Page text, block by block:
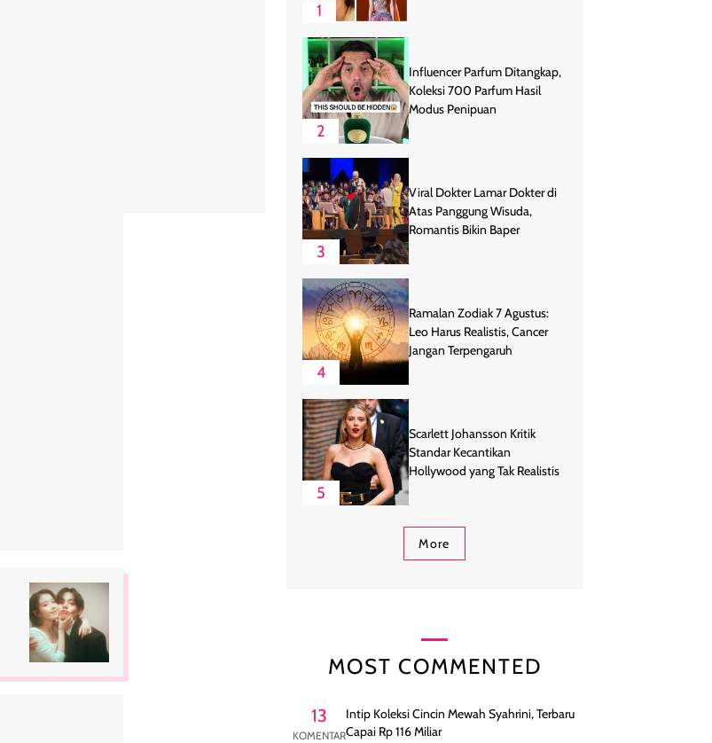
1
2
Influencer Parfum Ditangkap,
Koleksi 700 Parfum Hasil
Modus Penipuan
3
Viral Dokter Lamar Dokter di
Atas Panggung Wisuda,
Romantis Bikin Baper
4
Ramalan Zodiak 7 Agustus:
Leo Harus Realistis, Cancer
Jangan Terpengaruh
5
Scarlett Johansson Kritik
Standar Kecantikan
Hollywood yang Tak Realistis
More
MOST COMMENTED
13
KOMENTAR
Intip Koleksi Cincin Mewah Syahrini, Terbaru
Capai Rp 116 Miliar